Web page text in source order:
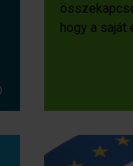
hogy a saját